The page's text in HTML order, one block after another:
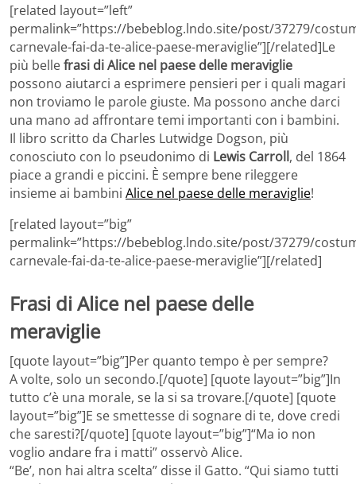
[related layout=”left”
permalink=”https://bebeblog.lndo.site/post/37279/
carnevale-fai-da-te-alice-paese-meraviglie”][/related]Le
più bellefrasi di Alice nel paese delle meraviglie
possono aiutarci a esprimere pensieri per i quali magari
non troviamo le parole giuste. Ma possono anche darci
una mano ad affrontare temi importanti con i bambini.
Il libro scritto da Charles Lutwidge Dogson, più
conosciuto con lo pseudonimo di Lewis Carroll, del 1864
piace a grandi e piccini. È sempre bene rileggere
insieme ai bambini Alice nel paese delle meraviglie!
[related layout=”big”
permalink=”https://bebeblog.lndo.site/post/37279/
carnevale-fai-da-te-alice-paese-meraviglie”][/related]
Frasi di Alice nel paese delle
meraviglie
[quote layout=”big”]Per quanto tempo è per sempre?
A volte, solo un secondo.[/quote] [quote layout=”big”]In
tutto c’è una morale, se la si sa trovare.[/quote] [quote
layout=”big”]E se smettesse di sognare di te, dove credi
che saresti?[/quote] [quote layout=”big”]“Ma io non
voglio andare fra i matti” osservò Alice.
“Be’, non hai altra scelta” disse il Gatto. “Qui siamo tutti